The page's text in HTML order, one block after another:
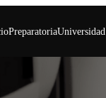
PreparatoriaUniversidad